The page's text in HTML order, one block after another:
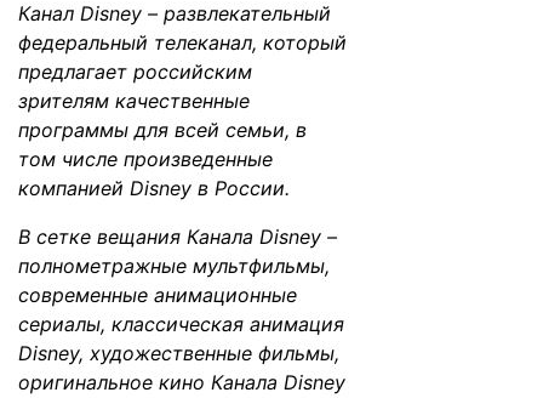
Канал Disney – развлекательный
федеральный телеканал, который
предлагает российским
зрителям качественные
программы для всей семьи, в
том числе произведенные
компанией Disney в России.
В сетке вещания Канала Disney –
полнометражные мультфильмы,
современные анимационные
сериалы, классическая анимация
Disney, художественные фильмы,
оригинальное кино Канала Disney